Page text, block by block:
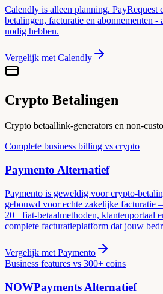
Calendly is alleen planning. PayRequest
betalingen, facturatie en abonnementen -
nodig hebben.
Vergelijk met Calendly
Crypto Betalingen
Crypto betaallink-generators en non-
Complete business billing vs crypto
Paymento Alternatief
Paymento is geweldig voor crypto-
gebouwd voor echte zakelijke facturatie
20+ fiat-betaalmethoden, klantenportaal
complete facturatieplatform dat jouw
Vergelijk met Paymento
Business features vs 300+ coins
NOWPayments Alternatief